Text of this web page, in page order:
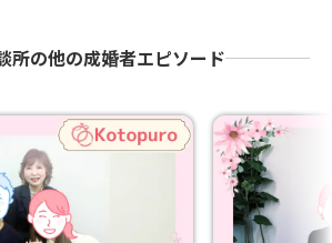
所の他の成婚者エピソード